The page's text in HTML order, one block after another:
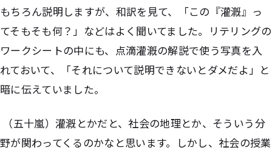
もちろん説明しますが、和訳を見て、「この『灌漑』っ
てそもそも何？」などはよく聞いてました。リテリングの
ワークシートの中にも、点滴灌漑の解説で使う写真を入
れておいて、「それについて説明できないとダメだよ」と
暗に伝えていました。
（五十嵐）灌漑とかだと、社会の地理とか、そういう分
野が関わってくるのかなと思います。しかし、社会の授業